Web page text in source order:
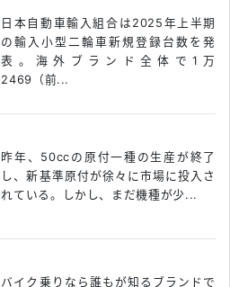
日本自動車輸入組合は2025年上半期
の輸入小型二輪車新規登録台数を発
表。海外ブランド全体で1万
2469（前...
昨年、50ccの原付一種の生産が終了
し、新基準原付が徐々に市場に投入さ
れている。しかし、まだ機種が少...
バイク乗りなら誰もが知るブランドで